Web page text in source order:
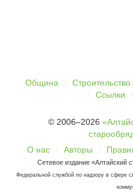
Община
Ссылки
© 2006–2026
О нас
Авторы
Сетевое издание «Алтайский
Федеральной службой по надзору в сфере